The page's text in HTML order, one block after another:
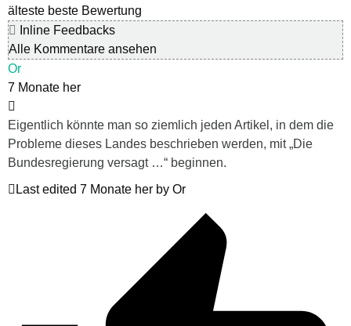
älteste beste Bewertung
Inline Feedbacks
Alle Kommentare ansehen
Or
7 Monate her
Eigentlich könnte man so ziemlich jeden Artikel, in dem die
Probleme dieses Landes beschrieben werden, mit „Die
Bundesregierung versagt …“ beginnen.
Last edited 7 Monate her by Or